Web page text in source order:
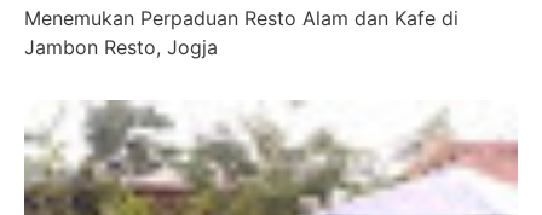
Menemukan Perpaduan Resto Alam dan Kafe di
Jambon Resto, Jogja